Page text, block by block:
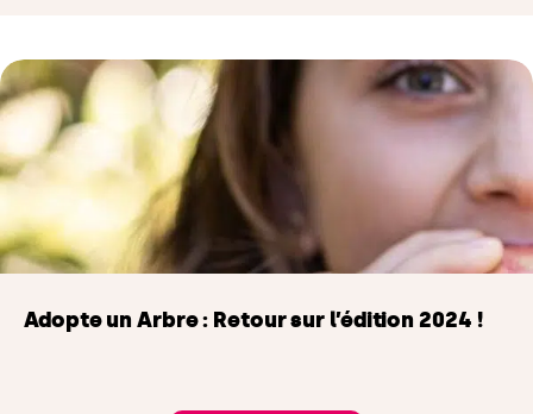
Adopte un Arbre : Retour sur l’édition 2024 !